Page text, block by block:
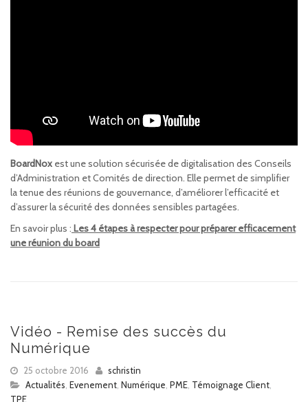
BoardNox est une solution sécurisée de digitalisation des Conseils
d’Administration et Comités de direction. Elle permet de simplifier
la tenue des réunions de gouvernance, d’améliorer l’efficacité et
d’assurer la sécurité des données sensibles partagées.
En savoir plus : Les 4 étapes à respecter pour préparer efficacement
une réunion du board
Vidéo - Remise des succès du
Numérique
25 octobre 2016
schristin
Actualités Evenement Numérique PME Témoignage Client
TPE